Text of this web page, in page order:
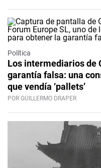
Política
Los intermediarios de
garantía falsa: una
que vendía ‘pallets’
POR GUILLERMO DRAPER